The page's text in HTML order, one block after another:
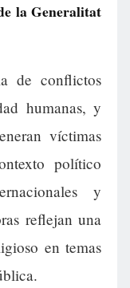
la Generalitat
de conflictos
humanas, y
víctimas
político
y
reflejan una
en temas